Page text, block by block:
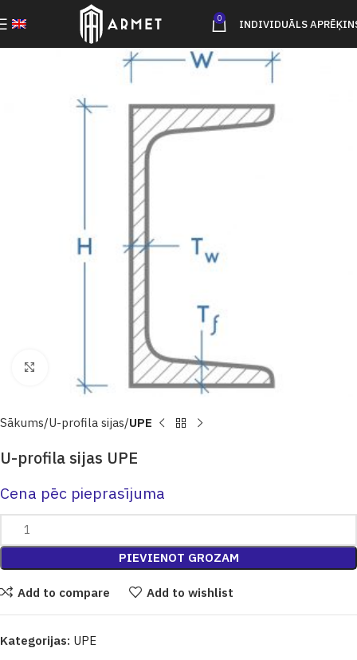
0 INDIVIDUĀLS
Sākums U-profila sijas UPE
U-profila sijas UPE
Cena pēc pieprasījuma
PIEVIENOT GROZAM
Add to compare Add to wishlist
Kategorijas: UPE